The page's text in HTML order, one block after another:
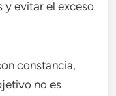
y evitar el exceso
constancia,
no es